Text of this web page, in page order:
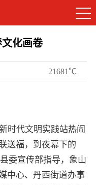
化画卷
21681℃
时代文明实践站热闹
送福，到夜幕下的
委宣传部指导，象山
中心、丹西街道办事